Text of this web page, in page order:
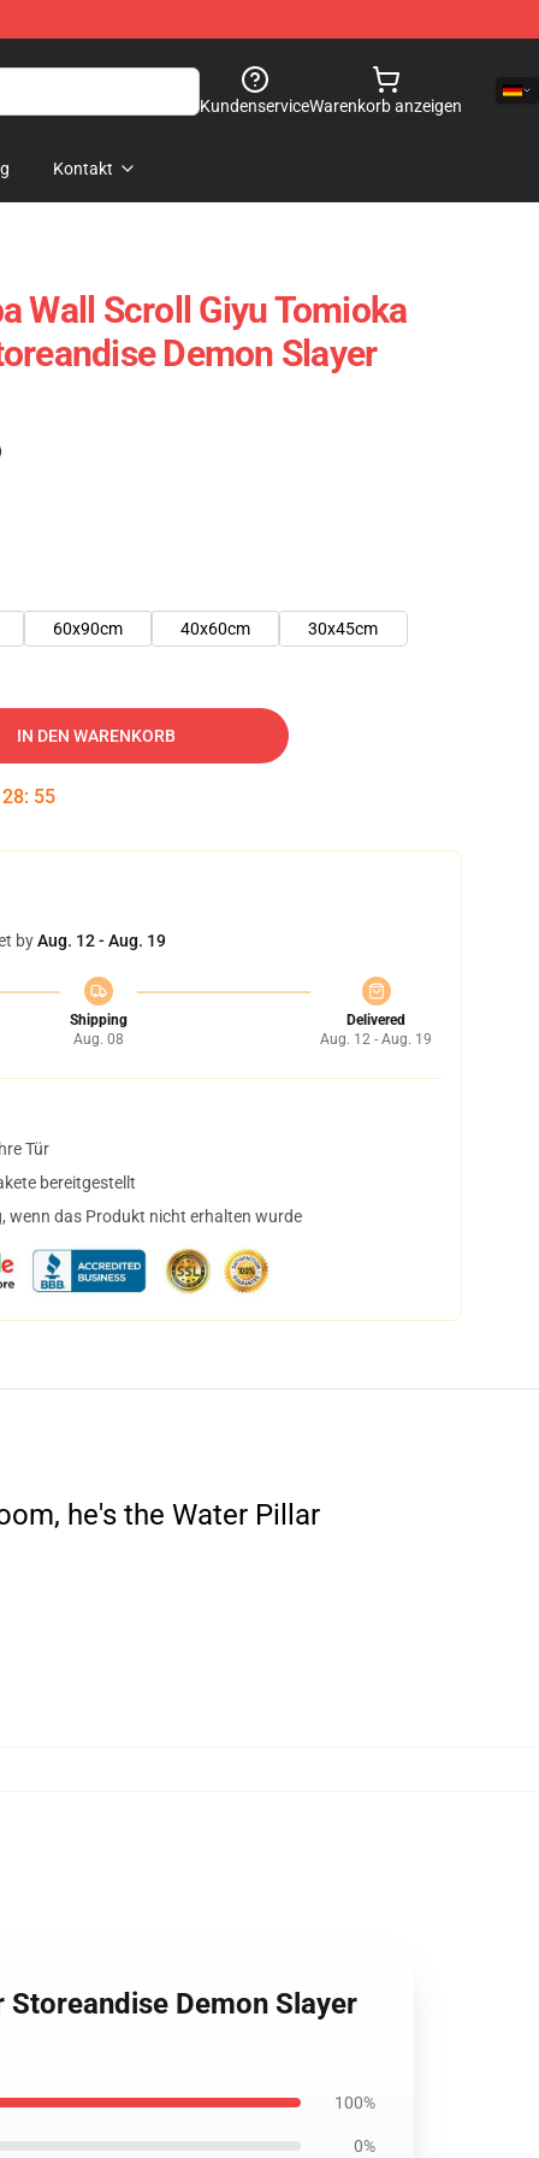
KundenserviceWarenkorb anzeigen
Kontakt
Wall Scroll Giyu Tomioka
Demon Slayer
60x90cm 40x60cm
30x45cm
IN DEN WARENKORB
28: 54
byAug. 12 - Aug. 19
Shipping
Aug. 08
Delivered
Aug. 12 - Aug. 19
Tür
bereitgestellt
wenn das Produkt nicht erhalten wurde
he's the Water Pillar
Demon Slayer
100%
0%